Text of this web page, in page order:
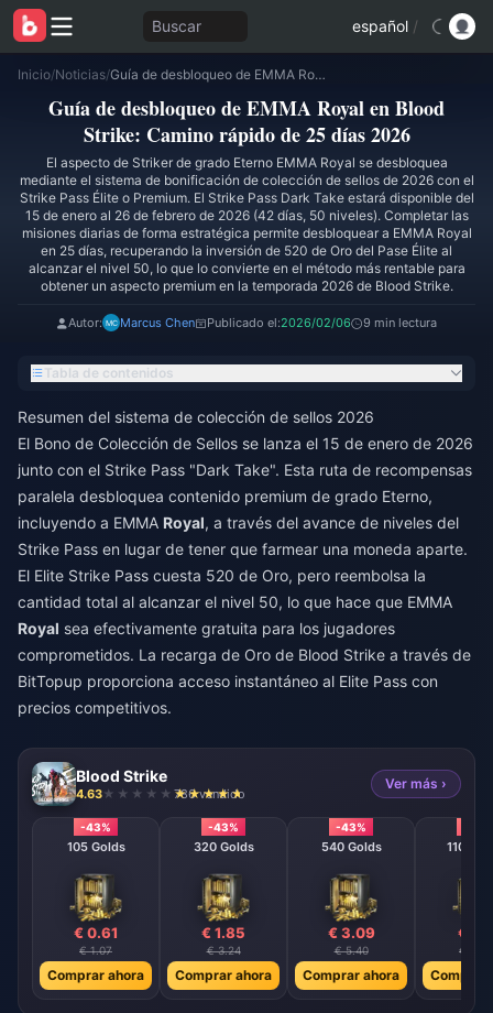
Buscar español /
Inicio/Noticias/ Guía de desbloqueo de EMMA Royal en Blood Strike: Camino rápido de 25 días 2026
Guía de desbloqueo de EMMA Royal en Blood
Strike: Camino rápido de 25 días 2026
El aspecto de Striker de grado Eterno EMMA Royal se desbloquea
mediante el sistema de bonificación de colección de sellos de 2026 con el
Strike Pass Élite o Premium. El Strike Pass Dark Take estará disponible del
15 de enero al 26 de febrero de 2026 (42 días, 50 niveles). Completar las
misiones diarias de forma estratégica permite desbloquear a EMMA Royal
en 25 días, recuperando la inversión de 520 de Oro del Pase Élite al
alcanzar el nivel 50, lo que lo convierte en el método más rentable para
obtener un aspecto premium en la temporada 2026 de Blood Strike.
Autor: Marcus Chen Publicado el:2026/02/06 9 min lectura
Tabla de contenidos
Resumen del sistema de colección de sellos 2026
El Bono de Colección de Sellos se lanza el 15 de enero de 2026
junto con el Strike Pass "Dark Take". Esta ruta de recompensas
paralela desbloquea contenido premium de grado Eterno,
incluyendo a EMMA Royal, a través del avance de niveles del
Strike Pass en lugar de tener que farmear una moneda aparte.
El Elite Strike Pass cuesta 520 de Oro, pero reembolsa la
cantidad total al alcanzar el nivel 50, lo que hace que EMMA
Royal sea efectivamente gratuita para los jugadores
comprometidos. La recarga de Oro de Blood Strike a través de
BitTopup proporciona acceso instantáneo al Elite Pass con
precios competitivos.
Blood Strike
4.63 786 vendido
Ver más ›
-43%
105 Golds
€ 0.61
€ 1.07
Comprar ahora
-43%
320 Golds
€ 1.85
€ 3.24
Comprar ahora
-43%
540 Golds
€ 3.09
€ 5.40
Comprar ahora
1100
€
€
Comprar